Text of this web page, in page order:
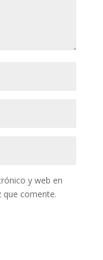
y web en
que comente.